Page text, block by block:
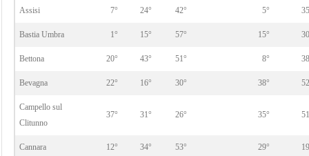
Assisi 7° 24° 42° 5°
Bastia Umbra 1° 15° 57° 15°
Bettona 20° 43° 51° 8°
Bevagna 22° 16° 30° 38°
Campello sul
Clitunno
37° 31° 26° 35°
Cannara 12° 34° 53° 29°